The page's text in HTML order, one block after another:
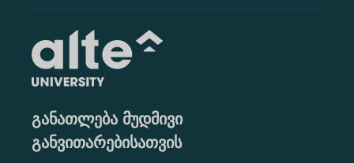
განათლება მუდმივი
განვითარებისათვის